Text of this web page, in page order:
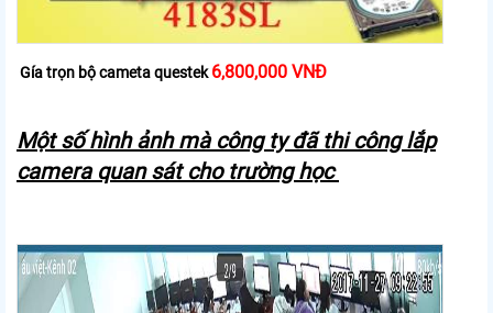
Gía trọn bộ cameta questek6,800,000 VNĐ
Một số hình ảnh mà công ty đã thi công lắp
camera quan sát cho trường học